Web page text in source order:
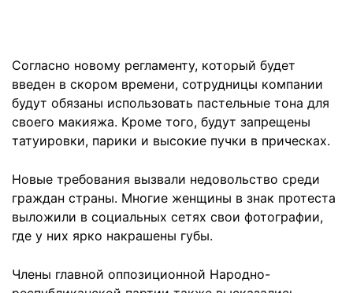
Согласно новому регламенту, который будет
введен в скором времени, сотрудницы компании
будут обязаны использовать пастельные тона для
своего макияжа. Кроме того, будут запрещены
татуировки, парики и высокие пучки в прическах.
Новые требования вызвали недовольство среди
граждан страны. Многие женщины в знак протеста
выложили в социальных сетях свои фотографии,
где у них ярко накрашены губы.
Члены главной оппозиционной Народно-